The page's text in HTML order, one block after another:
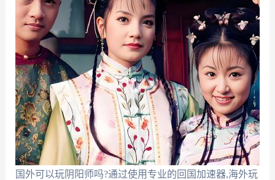
国外可以玩阴阳师吗?通过使用专业的回国加速器,海外玩